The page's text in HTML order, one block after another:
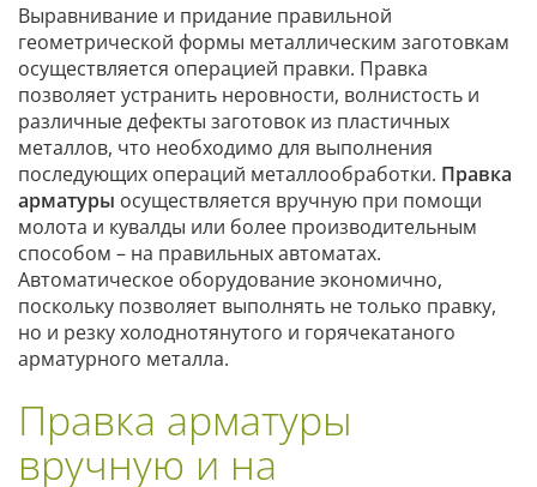
Выравнивание и придание правильной
геометрической формы металлическим заготовкам
осуществляется операцией правки. Правка
позволяет устранить неровности, волнистость и
различные дефекты заготовок из пластичных
металлов, что необходимо для выполнения
последующих операций металлообработки. Правка
арматуры осуществляется вручную при помощи
молота и кувалды или более производительным
способом – на правильных автоматах.
Автоматическое оборудование экономично,
поскольку позволяет выполнять не только правку,
но и резку холоднотянутого и горячекатаного
арматурного металла.
Правка арматуры
вручную и на